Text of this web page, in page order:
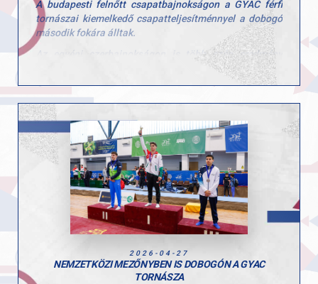
A budapesti felnőtt csapatbajnokságon a GYAC férfi
tornászai kiemelkedő csapatteljesítménnyel a dobogó
második fokára álltak.
Az egyéni szerbajnokságon is több szép eredmény
született, különösen Tomcsányi Benedek teljesítménye
emelkedett ki, aki több szeren is dobogóra állhatott.
Egyéni eredmények:
• Tomcsányi Benedek, gyűrű, 1. hely
• Tomcsányi Benedek, talaj, 2. hely
• Molnár Botond, ugrás, 3. hely
• Kiss Marcell, nyújtó, 3. hely
A hétvége jól mutatta a csapat erejét és a versenyzők
stabil formáját a hazai élmezőnyben.
mind az edzőik esetében!
2026-04-27
NEMZETKÖZI MEZŐNYBEN IS DOBOGÓN A GYAC
TORNÁSZA